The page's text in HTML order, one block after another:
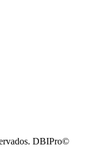
DBIPro©